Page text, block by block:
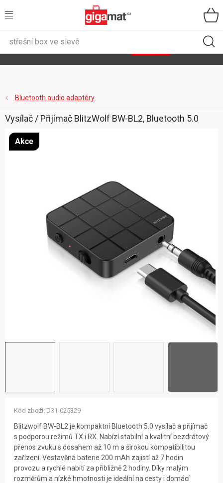
na
VŠECHNY KATEGORIE
ZAHRADA
DÍLNA
ÚLOŽNÉ BOXY
Kontakt
Bluetooth audio adaptéry
Blitzwolf BW-BL2 je kompaktní Bluetooth 5.0 vysílač a přijímač
s podporou režimů TX i RX. Nabízí stabilní a kvalitní bezdrátový
přenos zvuku s dosahem až 10 m a širokou kompatibilitou
zařízení. Vestavěná baterie 200 mAh zajistí až 7 hodin
provozu a rychlé nabití za přibližně 2 hodiny. Díky malým
rozměrům a nízké hmotnosti je ideální na cesty i domácí
Kód zboží: D31-025329
Vysílač / Přijímač BlitzWolf BW-BL2, Bluetooth 5.0
Akce